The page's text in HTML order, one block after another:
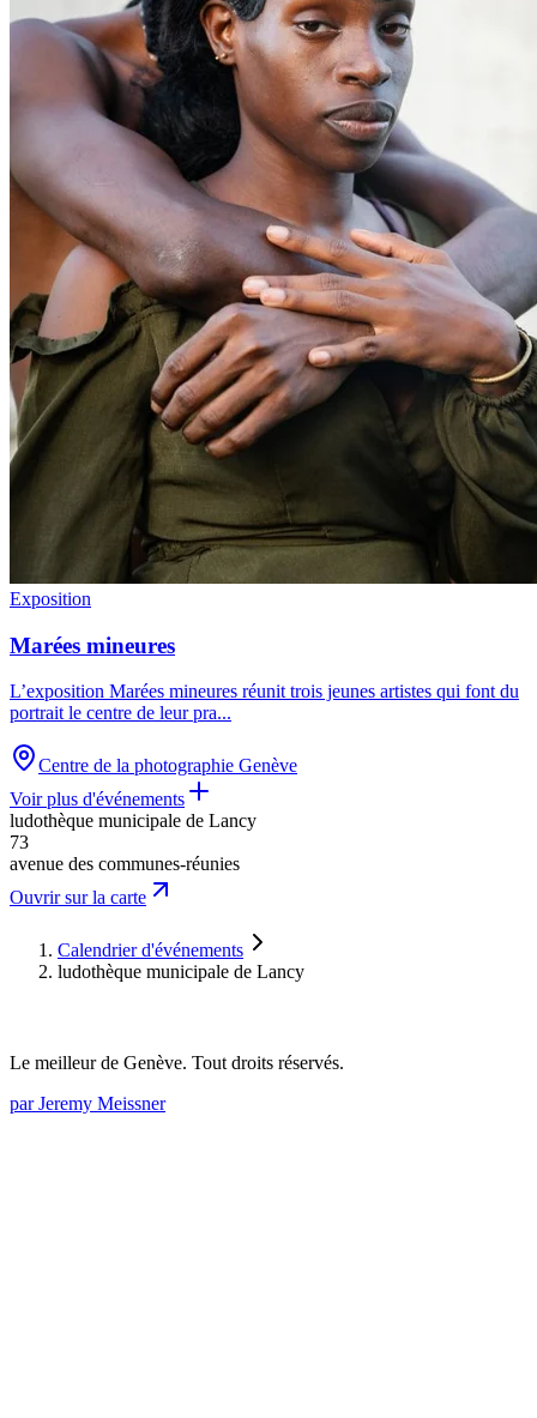
Exposition
Marées mineures
L’exposition Marées mineures réunit trois jeunes artistes qui font du
portrait le centre de leur pra...
Centre de la photographie Genève
Voir plus d'événements
ludothèque municipale de Lancy
73
avenue des communes-réunies
ludothèque municipale de Lancy
+
−
Ouvrir sur la carte
Calendrier d'événements
ludothèque municipale de Lancy
Le meilleur de Genève. Tout droits réservés.
par Jeremy Meissner